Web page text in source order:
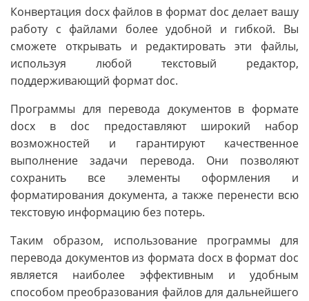
Конвертация docx файлов в формат doc делает вашу
работу с файлами более удобной и гибкой. Вы
сможете открывать и редактировать эти файлы,
используя любой текстовый редактор,
поддерживающий формат doc.
Программы для перевода документов в формате
docx в doc предоставляют широкий набор
возможностей и гарантируют качественное
выполнение задачи перевода. Они позволяют
сохранить все элементы оформления и
форматирования документа, а также перенести всю
текстовую информацию без потерь.
Таким образом, использование программы для
перевода документов из формата docx в формат doc
является наиболее эффективным и удобным
способом преобразования файлов для дальнейшего